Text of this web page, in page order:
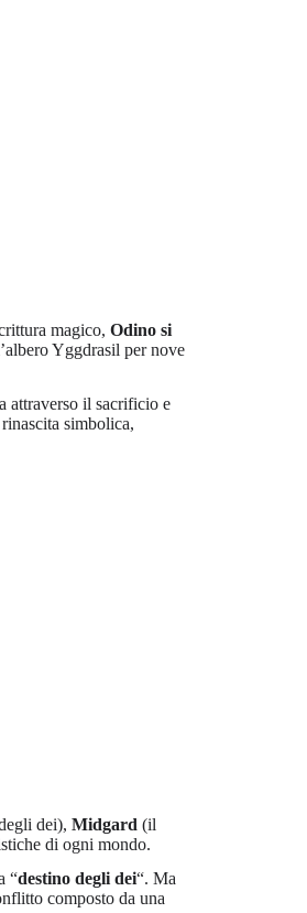
magico, Odino si
Yggdrasil per nove
attraverso il sacrificio e
simbolica,
dei), Midgard (il
di ogni mondo.
“destino degli dei“. Ma
composto da una